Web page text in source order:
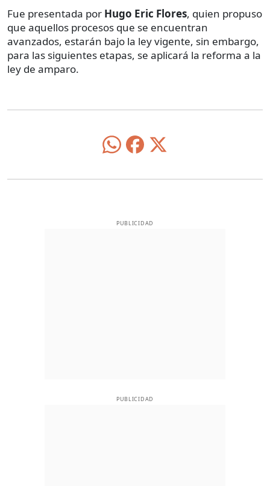
Fue presentada por Hugo Eric Flores, quien propuso
que aquellos procesos que se encuentran
avanzados, estarán bajo la ley vigente, sin embargo,
para las siguientes etapas, se aplicará la reforma a la
ley de amparo.
PUBLICIDAD
PUBLICIDAD